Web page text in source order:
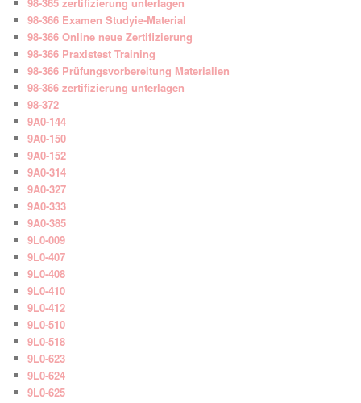
98-366 Examen Studyie-Material
98-366 Online neue Zertifizierung
98-366 Praxistest Training
98-366 Prüfungsvorbereitung Materialien
98-366 zertifizierung unterlagen
98-372
9A0-144
9A0-150
9A0-152
9A0-314
9A0-327
9A0-333
9A0-385
9L0-009
9L0-407
9L0-408
9L0-410
9L0-412
9L0-510
9L0-518
9L0-623
9L0-624
9L0-625